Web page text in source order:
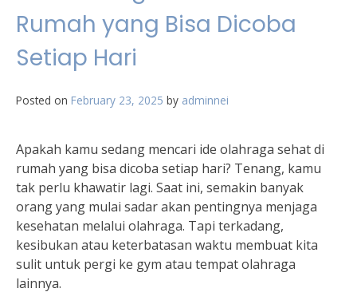
Rumah yang Bisa Dicoba
Setiap Hari
Posted on February 23, 2025 by adminnei
Apakah kamu sedang mencari ide olahraga sehat di
rumah yang bisa dicoba setiap hari? Tenang, kamu
tak perlu khawatir lagi. Saat ini, semakin banyak
orang yang mulai sadar akan pentingnya menjaga
kesehatan melalui olahraga. Tapi terkadang,
kesibukan atau keterbatasan waktu membuat kita
sulit untuk pergi ke gym atau tempat olahraga
lainnya.